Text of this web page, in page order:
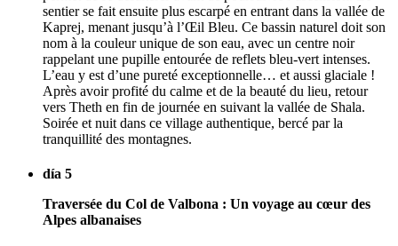
sentier se fait ensuite plus escarpé en entrant dans la vallée de
Kaprej, menant jusqu’à l’Œil Bleu. Ce bassin naturel doit son
nom à la couleur unique de son eau, avec un centre noir
rappelant une pupille entourée de reflets bleu-vert intenses.
L’eau y est d’une pureté exceptionnelle… et aussi glaciale !
Après avoir profité du calme et de la beauté du lieu, retour
vers Theth en fin de journée en suivant la vallée de Shala.
Soirée et nuit dans ce village authentique, bercé par la
tranquillité des montagnes.
día 5
Traversée du Col de Valbona : Un voyage au cœur des
Alpes albanaises